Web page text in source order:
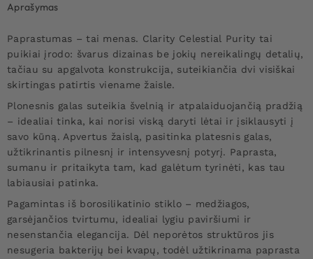
Aprašymas
Paprastumas – tai menas. Clarity Celestial Purity tai
puikiai įrodo: švarus dizainas be jokių nereikalingų detalių,
tačiau su apgalvota konstrukcija, suteikiančia dvi visiškai
skirtingas patirtis viename žaisle.
Plonesnis galas suteikia švelnią ir atpalaiduojančią pradžią
– idealiai tinka, kai norisi viską daryti lėtai ir įsiklausyti į
savo kūną. Apvertus žaislą, pasitinka platesnis galas,
užtikrinantis pilnesnį ir intensyvesnį potyrį. Paprasta,
sumanu ir pritaikyta tam, kad galėtum tyrinėti, kas tau
labiausiai patinka.
Pagamintas iš borosilikatinio stiklo – medžiagos,
garsėjančios tvirtumu, idealiai lygiu paviršiumi ir
nesenstančia elegancija. Dėl neporėtos struktūros jis
nesugeria bakterijų bei kvapų, todėl užtikrinama paprasta